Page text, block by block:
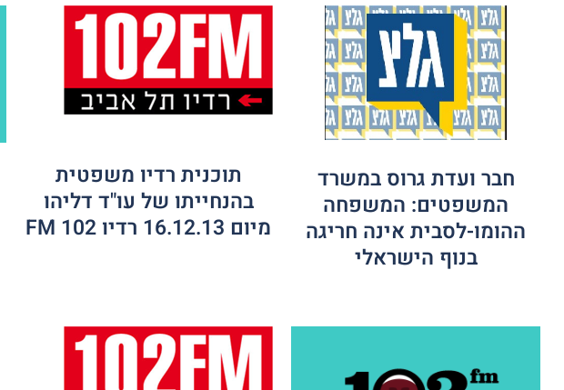
חבר ועדת גרוס במשרד
המשפטים: המשפחה
ההומו-לסבית אינה חריגה
בנוף הישראלי
תוכנית רדיו משפטית
בהנחייתו של עו"ד דליהו
מיום 16.12.13 רדיו 102 FM